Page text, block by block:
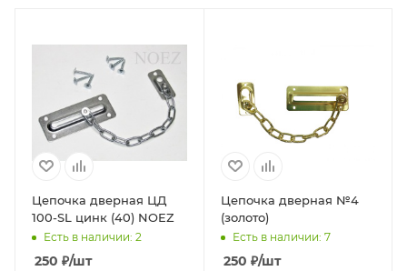
Цепочка дверная ЦД
100-SL цинк (40) NOEZ
Есть в наличии: 2
250 ₽/шт
Цепочка дверная №4
(золото)
Есть в наличии: 7
250 ₽/шт